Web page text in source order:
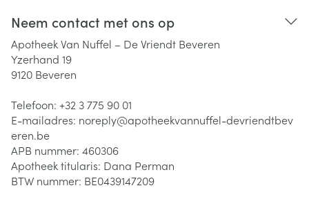
Neem contact met ons op
Apotheek Van Nuffel – De Vriendt Beveren
Yzerhand 19
9120 Beveren
Telefoon: +32 3 775 90 01
E-mailadres: noreply@apotheekvannuffel-devriendtbev
eren.be
APB nummer: 460306
Apotheek titularis: Dana Perman
BTW nummer: BE0439147209